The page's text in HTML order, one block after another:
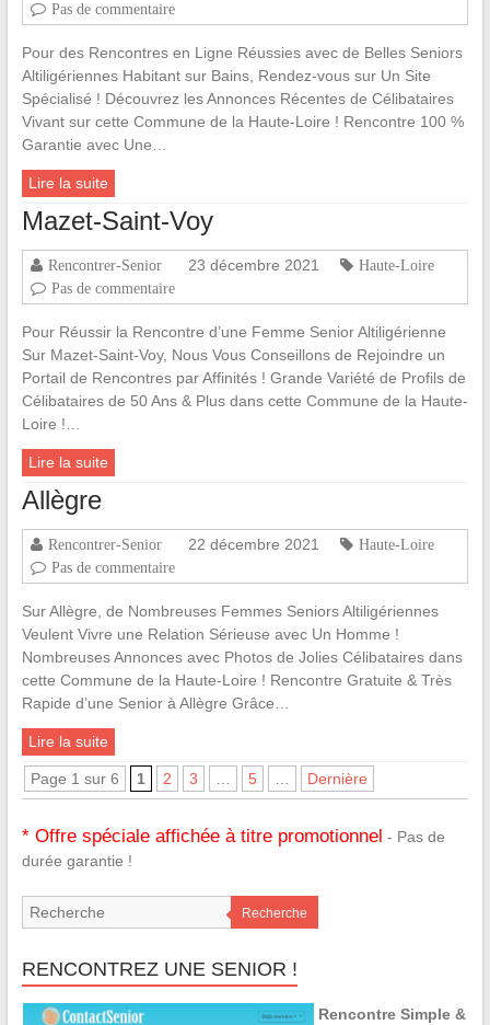
Pas de commentaire
Pour des Rencontres en Ligne Réussies avec de Belles Seniors
Altiligériennes Habitant sur Bains, Rendez-vous sur Un Site
Spécialisé ! Découvrez les Annonces Récentes de Célibataires
Vivant sur cette Commune de la Haute-Loire ! Rencontre 100 %
Garantie avec Une…
Lire la suite
Mazet-Saint-Voy
Rencontrer-Senior 23 décembre 2021
Haute-Loire
Pas de commentaire
Pour Réussir la Rencontre d’une Femme Senior Altiligérienne
Sur Mazet-Saint-Voy, Nous Vous Conseillons de Rejoindre un
Portail de Rencontres par Affinités ! Grande Variété de Profils de
Célibataires de 50 Ans & Plus dans cette Commune de la Haute-
Loire !…
Lire la suite
Allègre
Rencontrer-Senior 22 décembre 2021
Haute-Loire
Pas de commentaire
Sur Allègre, de Nombreuses Femmes Seniors Altiligériennes
Veulent Vivre une Relation Sérieuse avec Un Homme !
Nombreuses Annonces avec Photos de Jolies Célibataires dans
cette Commune de la Haute-Loire ! Rencontre Gratuite & Très
Rapide d’une Senior à Allègre Grâce…
Lire la suite
Page 1 sur 6 1 2 3 … 5 … Dernière
* Offre spéciale affichée à titre promotionnel - Pas de
durée garantie !
Recherche
RENCONTREZ UNE SENIOR !
Rencontre Simple &